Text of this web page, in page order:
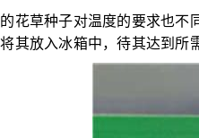
花草种子对温度的要求也不
其放入冰箱中，待其达到所